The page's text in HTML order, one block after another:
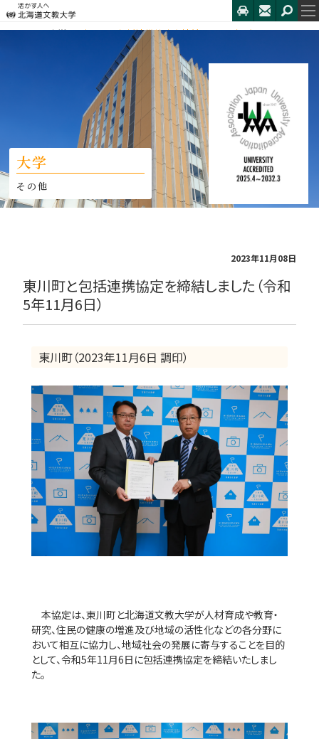
HOME 大学 東川町と包括連携協定を締結しました（令和...
大学
その他
2023年11月08日
東川町と包括連携協定を締結しました（令和
5年11月6日）
東川町（2023年11月6日 調印）
本協定は、東川町と北海道文教大学が人材育成や教育・
研究、住民の健康の増進及び地域の活性化などの各分野に
おいて相互に協力し、地域社会の発展に寄与することを目的
として、令和5年11月6日に包括連携協定を締結いたしまし
た。